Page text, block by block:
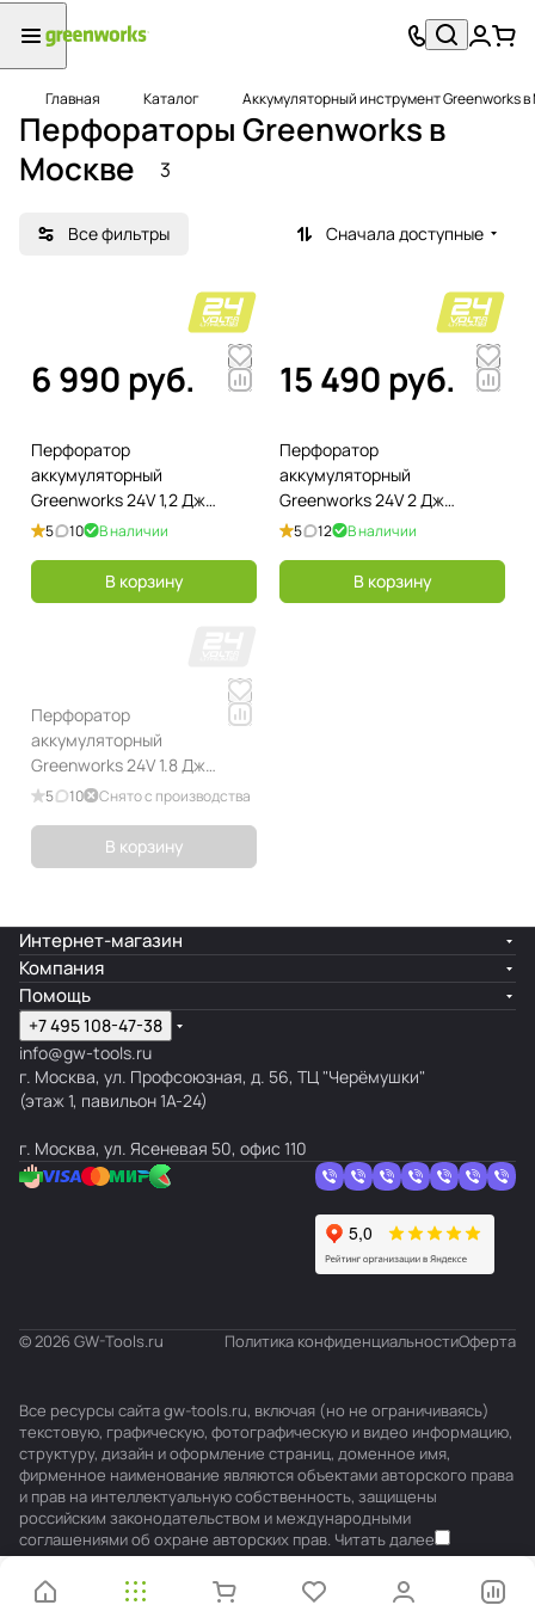
Главная Каталог Аккумуляторный инструмент Greenworks
Перфораторы Greenworks в
Москве
3
Все фильтры Сначала доступные
6 990 руб.
Перфоратор
аккумуляторный
Greenworks 24V 1,2 Дж
GD24SDS1 3803107,
5 10 В наличии
В корзину
15 490 руб.
Перфоратор
аккумуляторный
Greenworks 24V 2 Дж
GD24SDS2, бесщёточный,
5 12 В наличии
В корзину
Перфоратор
аккумуляторный
Greenworks 24V 1.8 Дж
G24HD
5 10 Снято с производства
В корзину
Интернет-магазин
Компания
Помощь
+7 495 108-47-38
info@gw-tools.ru
г. Москва, ул. Профсоюзная, д. 56, ТЦ "Черёмушки"
(этаж 1, павильон 1А-24)
г. Москва, ул. Ясеневая 50, офис 110
© 2026 GW-Tools.ru Политика конфиденциальностиОферта
Все ресурсы сайта gw-tools.ru, включая (но не ограничиваясь)
текстовую, графическую, фотографическую и видео информацию,
структуру, дизайн и оформление страниц, доменное имя,
фирменное наименование являются объектами авторского права
и прав на интеллектуальную собственность, защищены
российским законодательством и международными
соглашениями об охране авторских прав. Читать далее